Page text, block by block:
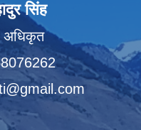
सिंह
अधिकृत